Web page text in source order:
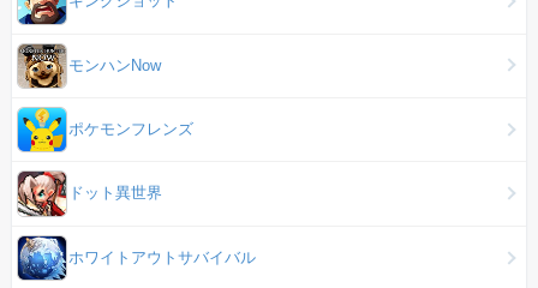
モンハンNow
ポケモンフレンズ
ドット異世界
ホワイトアウトサバイバル